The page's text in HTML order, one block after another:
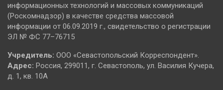
информационных технологий и массовых коммуникаций
(Роскомнадзор) в качестве средства массовой
информации от 06.09.2019 г., свидетельство о регистрации
ЭЛ № ФС 77–76715
Учредитель: ООО «Севастопольский Корреспондент».
Адрес: Россия, 299011, г. Севастополь, ул. Василия Кучера,
д. 1, кв. 10А